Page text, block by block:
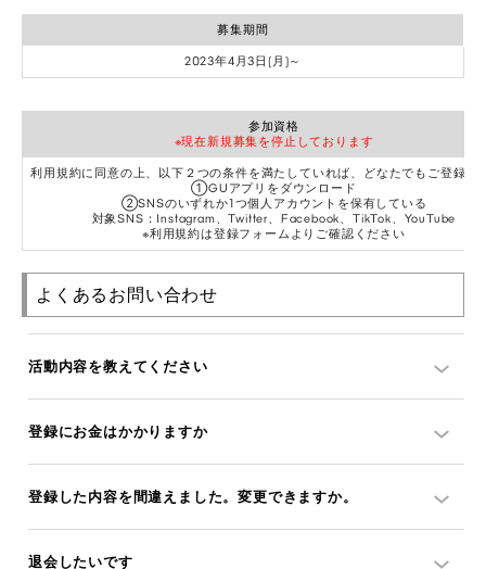
募集期間
2023年4月3日(月)～
参加資格
※現在新規募集を停止しております
利用規約に同意の上、以下２つの条件を満たしていれば、どなたでもご登録可
①GUアプリをダウンロード
②SNSのいずれか1つ個人アカウントを保有している
対象SNS：Instagram、Twitter、Facebook、TikTok、YouTube
※利用規約は登録フォームよりご確認ください
よくあるお問い合わせ
活動内容を教えてください
登録にお金はかかりますか
登録した内容を間違えました。変更できますか。
退会したいです